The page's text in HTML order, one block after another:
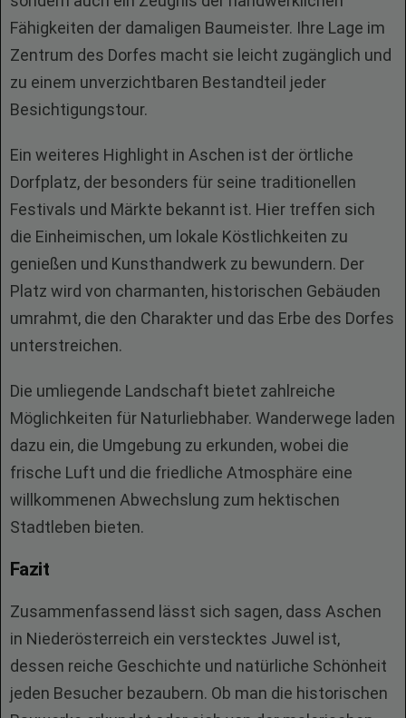
Fähigkeiten der damaligen Baumeister. Ihre Lage im
Zentrum des Dorfes macht sie leicht zugänglich und
zu einem unverzichtbaren Bestandteil jeder
Besichtigungstour.
Ein weiteres Highlight in Aschen ist der örtliche
Dorfplatz, der besonders für seine traditionellen
Festivals und Märkte bekannt ist. Hier treffen sich
die Einheimischen, um lokale Köstlichkeiten zu
genießen und Kunsthandwerk zu bewundern. Der
Platz wird von charmanten, historischen Gebäuden
umrahmt, die den Charakter und das Erbe des Dorfes
unterstreichen.
Die umliegende Landschaft bietet zahlreiche
Möglichkeiten für Naturliebhaber. Wanderwege laden
dazu ein, die Umgebung zu erkunden, wobei die
frische Luft und die friedliche Atmosphäre eine
willkommenen Abwechslung zum hektischen
Stadtleben bieten.
Fazit
Zusammenfassend lässt sich sagen, dass Aschen
in Niederösterreich ein verstecktes Juwel ist,
dessen reiche Geschichte und natürliche Schönheit
jeden Besucher bezaubern. Ob man die historischen